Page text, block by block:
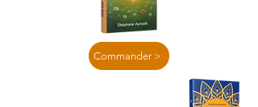
Commander >